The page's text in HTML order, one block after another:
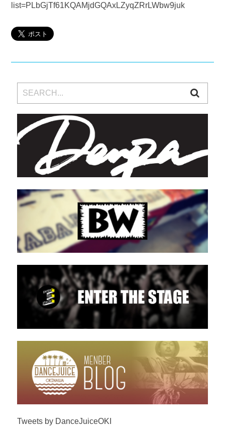
list=PLbGjTf61KQAMjdGQAxLZyqZRrLWbw9juk
Tweets by DanceJuiceOKI